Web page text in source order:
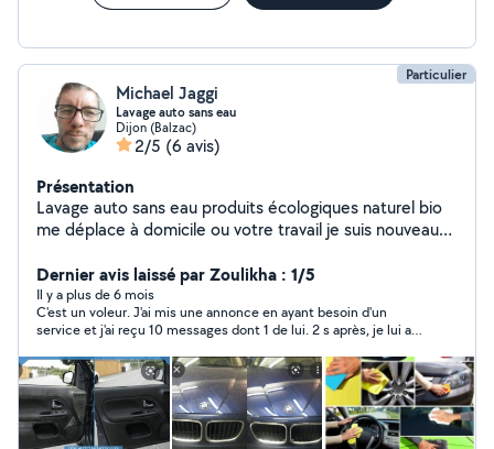
Particulier
Michael Jaggi
Lavage auto sans eau
Dijon (Balzac)
2/5 (6 avis)
Présentation
Lavage auto sans eau produits écologiques naturel bio
me déplace à domicile ou votre travail je suis nouveau
véhicule Devis gratuit
Dernier avis laissé par Zoulikha : 1/5
Il y a plus de 6 mois
C'est un voleur. J'ai mis une annonce en ayant besoin d'un
service et j'ai reçu 10 messages dont 1 de lui. 2 s après, je lui ai
car je cite "l'application refuse". Refuser quoi au juste ? Il prend
les gens pour des imbécile et cherche à gagner de l'argent
quitte à les baratiner. Fuyez